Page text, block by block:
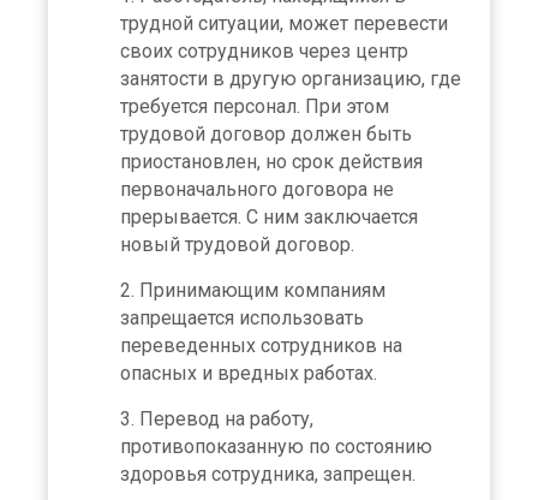
трудной ситуации, может перевести
своих сотрудников через центр
занятости в другую организацию, где
требуется персонал. При этом
трудовой договор должен быть
приостановлен, но срок действия
первоначального договора не
прерывается. С ним заключается
новый трудовой договор.
Принимающим компаниям
запрещается использовать
переведенных сотрудников на
опасных и вредных работах.
Перевод на работу,
противопоказанную по состоянию
здоровья сотрудника, запрещен.